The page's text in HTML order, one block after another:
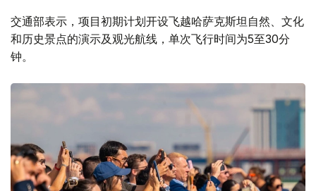
交通部表示，项目初期计划开设飞越哈萨克斯坦自然、文化
和历史景点的演示及观光航线，单次飞行时间为5至30分
钟。